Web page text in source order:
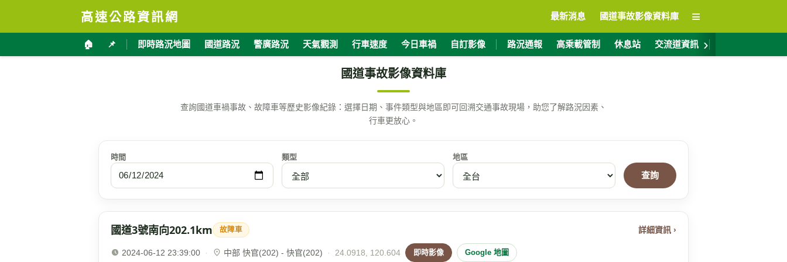
高速公路資訊網 最新消息 國道事故影像資料庫 ≡
🏠 📌 即時路況地圖 國道路況 警廣路況 天氣觀測 行車速度 今日車禍 自訂影像 路況通報 高乘載管制 休息站 交流道資訊 ›
國道事故影像資料庫
查詢國道車禍事故、故障車等歷史影像紀錄：選擇日期、事件類型與地區即可回溯交通事故現場，助您了解路況因素、
行車更放心。
時間 類型 地區
查詢
國道3號南向202.1km 故障車 詳細資訊 ›
2024-06-12 23:39:00 · 中部 快官(202) - 快官(202) · 24.0918, 120.604 即時影像 Google 地圖